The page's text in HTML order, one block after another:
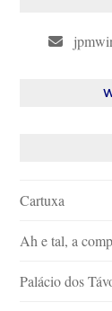
Cartuxa
Ah e tal, a
Palácio dos